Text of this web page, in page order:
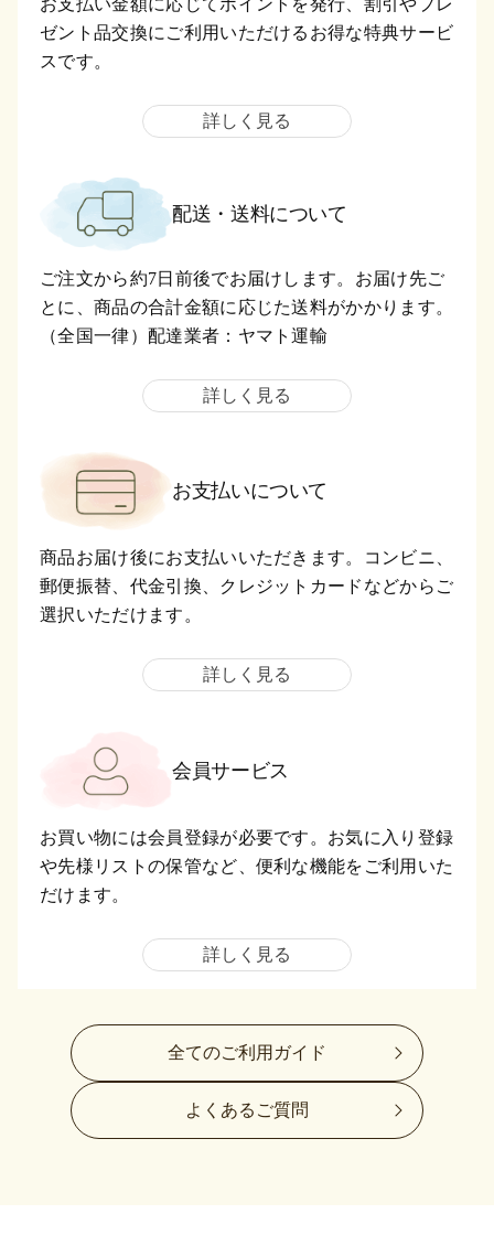
お支払い金額に応じてポイントを発行、割引やプレ
ゼント品交換にご利用いただけるお得な特典サービ
スです。
詳しく見る
配送・送料について
ご注文から約7日前後でお届けします。お届け先ご
とに、商品の合計金額に応じた送料がかかります。
（全国一律）配達業者：ヤマト運輸
詳しく見る
お支払いについて
商品お届け後にお支払いいただきます。コンビニ、
郵便振替、代金引換、クレジットカードなどからご
選択いただけます。
詳しく見る
会員サービス
お買い物には会員登録が必要です。お気に入り登録
や先様リストの保管など、便利な機能をご利用いた
だけます。
詳しく見る
全てのご利用ガイド
よくあるご質問